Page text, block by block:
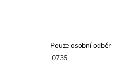
Pouze osobní odběr
0735